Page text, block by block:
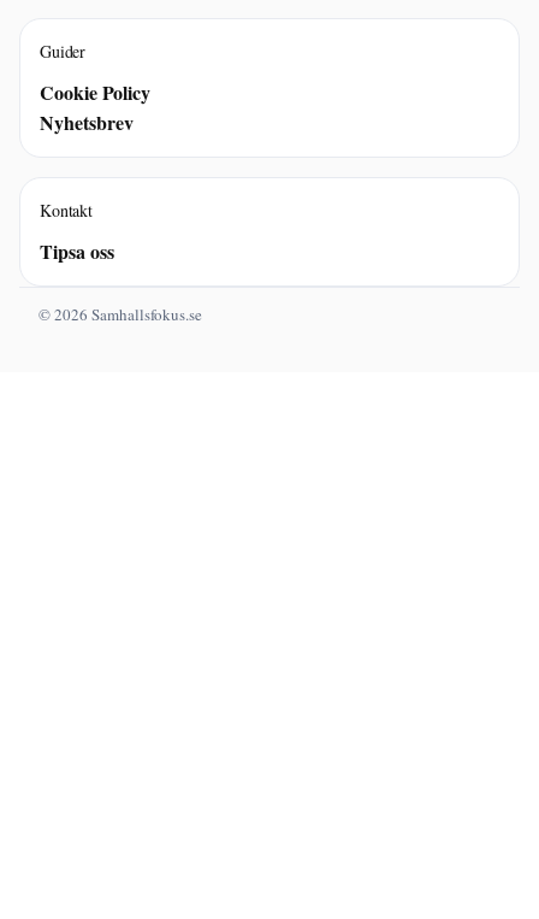
Guider
Cookie Policy
Nyhetsbrev
Kontakt
Tipsa oss
© 2026 Samhallsfokus.se